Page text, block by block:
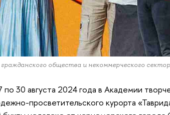
общества и некоммерческого
30 августа 2024 года в Академии
просветительского курорта